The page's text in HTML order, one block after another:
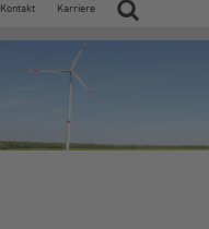
Kontakt
Karriere